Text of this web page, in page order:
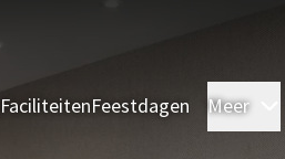
FaciliteitenFeestdagen Meer